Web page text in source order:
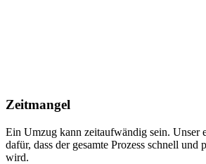
Zeitmangel
Ein Umzug kann zeitaufwändig sein. Unser
dafür, dass der gesamte Prozess schnell und
wird.